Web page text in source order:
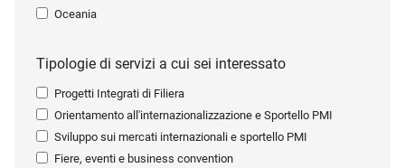
Oceania
Tipologie di servizi a cui sei interessato
Progetti Integrati di Filiera
Orientamento all'internazionalizzazione e Sportello PMI
Sviluppo sui mercati internazionali e sportello PMI
Fiere, eventi e business convention